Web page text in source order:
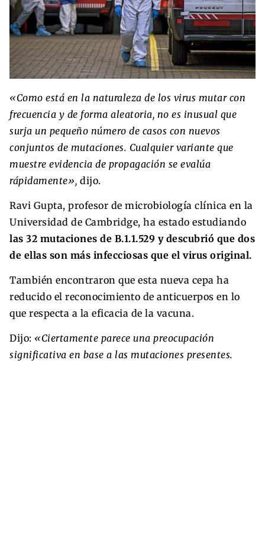
«Como está en la naturaleza de los virus mutar con
frecuencia y de forma aleatoria, no es inusual que
surja un pequeño número de casos con nuevos
conjuntos de mutaciones. Cualquier variante que
muestre evidencia de propagación se evalúa
rápidamente», dijo.
Ravi Gupta, profesor de microbiología clínica en la
Universidad de Cambridge, ha estado estudiando
las 32 mutaciones de B.1.1.529 y descubrió que dos
de ellas son más infecciosas que el virus original.
También encontraron que esta nueva cepa ha
reducido el reconocimiento de anticuerpos en lo
que respecta a la eficacia de la vacuna.
Dijo: «Ciertamente parece una preocupación
significativa en base a las mutaciones presentes.